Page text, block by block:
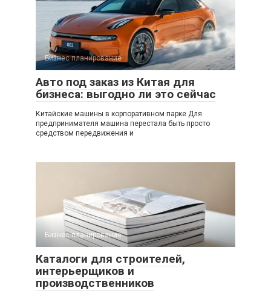
Бизнес планирование
Авто под заказ из Китая для
бизнеса: выгодно ли это сейчас
Китайские машины в корпоративном парке Для
предпринимателя машина перестала быть просто
средством передвижения и
Бизнес планирование
Каталоги для строителей,
интерьерщиков и
производственников